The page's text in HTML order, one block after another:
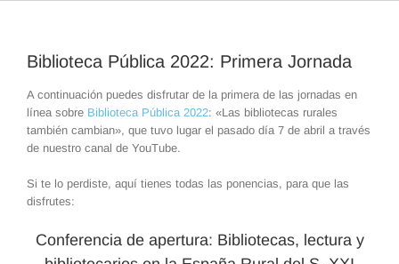
Biblioteca Pública 2022: Primera Jornada
A continuación puedes disfrutar de la primera de las jornadas en
línea sobre Biblioteca Pública 2022: «Las bibliotecas rurales
también cambian», que tuvo lugar el pasado día 7 de abril a través
de nuestro canal de YouTube.
Si te lo perdiste, aquí tienes todas las ponencias, para que las
disfrutes:
Conferencia de apertura: Bibliotecas, lectura y